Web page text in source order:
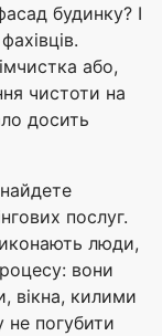
будинку? І
або,
чистоти на
досить
послуг.
люди,
вони
вікна, килими
не погубити